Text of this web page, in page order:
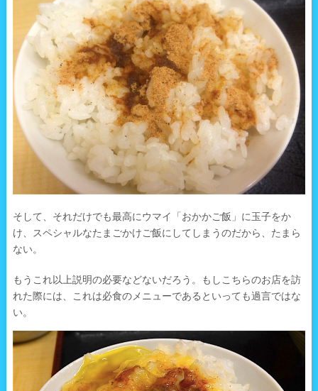
そして、それだけでも最高にウマイ「おかかご飯」に玉子をか
け、スペシャルなたまごかけご飯にしてしまうのだから、たまら
ない。
もうこれ以上説明の必要などないだろう。もしこちらのお店を訪
れた際には、これは必食のメニューであるといっても過言ではな
い。